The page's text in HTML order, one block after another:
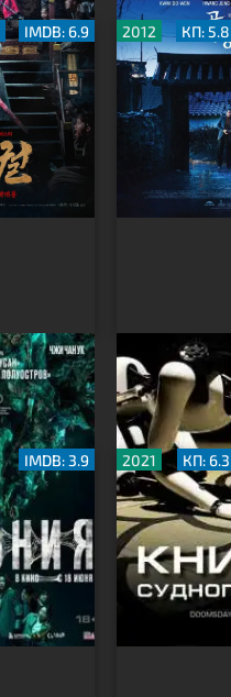
IMDB: 6.9
Книга
2012 КП: 5.8
IMDB: 3.9 2021 КП: 6.3